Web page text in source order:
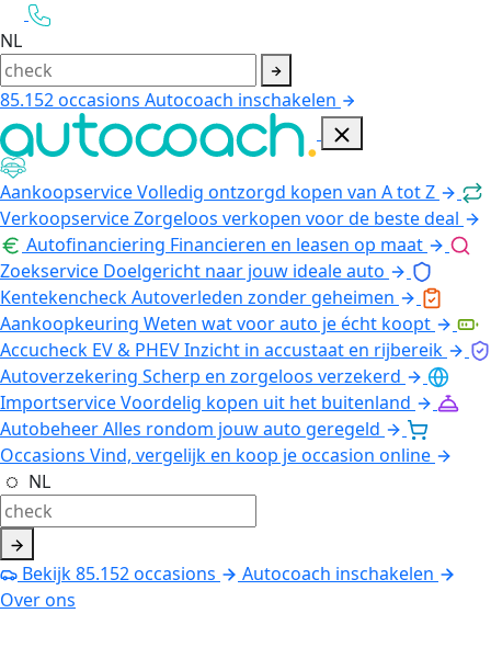
NL
85.152occasions Autocoach inschakelen
AankoopserviceVolledig ontzorgd kopen van A tot Z
VerkoopserviceZorgeloos verkopen voor de beste deal
Autofinanciering Financieren en leasen op maat
Zoekservice Doelgericht naar jouw ideale auto
KentekencheckAutoverleden zonder geheimen
Aankoopkeuring Weten wat voor auto je écht koopt
Accucheck EV & PHEVInzicht in accustaat en rijbereik
Autoverzekering Scherp en zorgeloos verzekerd
ImportserviceVoordelig kopen uit het buitenland
AutobeheerAlles rondom jouw auto geregeld
Occasions Vind, vergelijk en koop je occasion online
NL
Bekijk85.152occasions
Autocoach inschakelen
Over ons